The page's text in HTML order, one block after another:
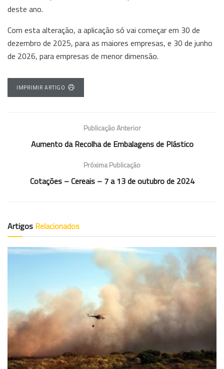
deste ano.
Com esta alteração, a aplicação só vai começar em 30 de
dezembro de 2025, para as maiores empresas, e 30 de junho
de 2026, para empresas de menor dimensão.
IMPRIMIR ARTIGO
Publicação Anterior
Aumento da Recolha de Embalagens de Plástico
Próxima Publicação
Cotações – Cereais – 7 a 13 de outubro de 2024
Artigos Relacionados